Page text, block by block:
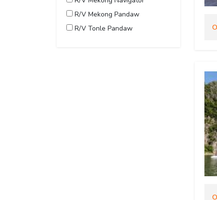
R/V Mekong Pandaw
R/V Tonle Pandaw